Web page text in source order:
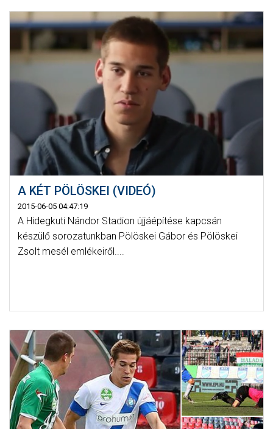
SZURKOLÓI ÉLMÉNYEK
AKKREDITÁCIÓ
A KÉT PÖLÖSKEI (VIDEÓ)
2015-06-05 04:47:19
A Hidegkuti Nándor Stadion újjáépítése kapcsán
készülő sorozatunkban Pölöskei Gábor és Pölöskei
Zsolt mesél emlékeiről....